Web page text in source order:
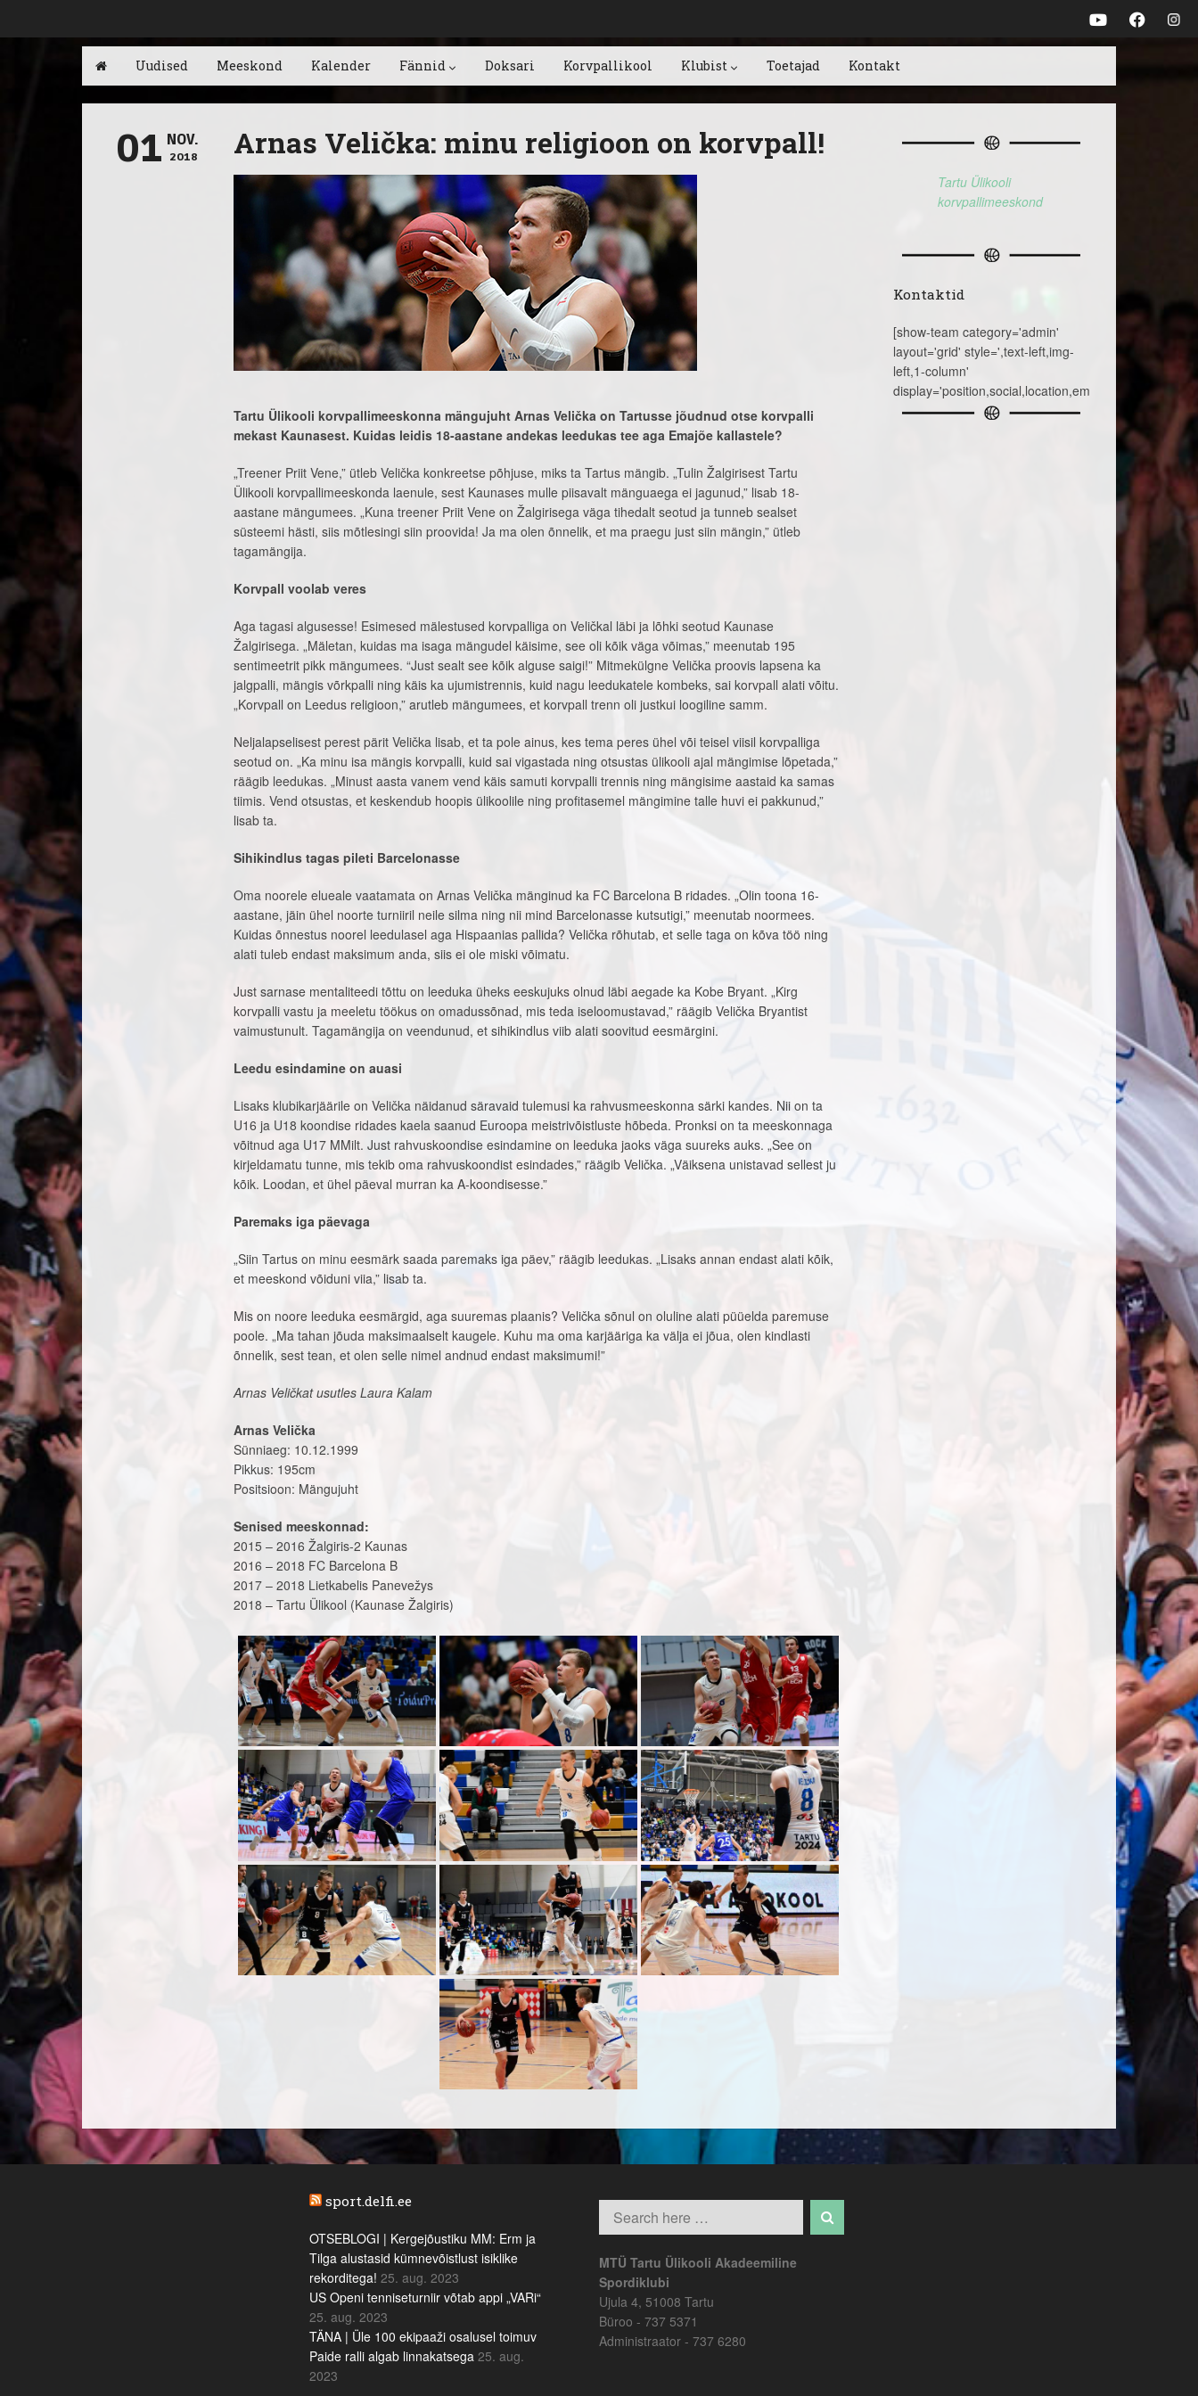
Uudised Meeskond Kalender Fännid Doksari Korvpallikool Klubist Toetajad Kontakt
01 NOV.
2018 Arnas Velička: minu religioon on korvpall!
Tartu Ülikooli korvpallimeeskonna mängujuht Arnas Velička on Tartusse jõudnud otse korvpalli
mekast Kaunasest. Kuidas leidis 18-aastane andekas leedukas tee aga Emajõe kallastele?
„Treener Priit Vene,” ütleb Velička konkreetse põhjuse, miks ta Tartus mängib. „Tulin Žalgirisest Tartu
Ülikooli korvpallimeeskonda laenule, sest Kaunases mulle piisavalt mänguaega ei jagunud,” lisab 18-
aastane mängumees. „Kuna treener Priit Vene on Žalgirisega väga tihedalt seotud ja tunneb sealset
süsteemi hästi, siis mõtlesingi siin proovida! Ja ma olen õnnelik, et ma praegu just siin mängin,” ütleb
tagamängija.
Korvpall voolab veres
Aga tagasi algusesse! Esimesed mälestused korvpalliga on Veličkal läbi ja lõhki seotud Kaunase
Žalgirisega. „Mäletan, kuidas ma isaga mängudel käisime, see oli kõik väga võimas,” meenutab 195
sentimeetrit pikk mängumees. “Just sealt see kõik alguse saigi!” Mitmekülgne Velička proovis lapsena ka
jalgpalli, mängis võrkpalli ning käis ka ujumistrennis, kuid nagu leedukatele kombeks, sai korvpall alati võitu.
„Korvpall on Leedus religioon,” arutleb mängumees, et korvpall trenn oli justkui loogiline samm.
Neljalapselisest perest pärit Velička lisab, et ta pole ainus, kes tema peres ühel või teisel viisil korvpalliga
seotud on. „Ka minu isa mängis korvpalli, kuid sai vigastada ning otsustas ülikooli ajal mängimise lõpetada,”
räägib leedukas. „Minust aasta vanem vend käis samuti korvpalli trennis ning mängisime aastaid ka samas
tiimis. Vend otsustas, et keskendub hoopis ülikoolile ning profitasemel mängimine talle huvi ei pakkunud,”
lisab ta.
Sihikindlus tagas pileti Barcelonasse
Oma noorele elueale vaatamata on Arnas Velička mänginud ka FC Barcelona B ridades. „Olin toona 16-
aastane, jäin ühel noorte turniiril neile silma ning nii mind Barcelonasse kutsutigi,” meenutab noormees.
Kuidas õnnestus noorel leedulasel aga Hispaanias pallida? Velička rõhutab, et selle taga on kõva töö ning
alati tuleb endast maksimum anda, siis ei ole miski võimatu.
Just sarnase mentaliteedi tõttu on leeduka üheks eeskujuks olnud läbi aegade ka Kobe Bryant. „Kirg
korvpalli vastu ja meeletu töökus on omadussõnad, mis teda iseloomustavad,” räägib Velička Bryantist
vaimustunult. Tagamängija on veendunud, et sihikindlus viib alati soovitud eesmärgini.
Leedu esindamine on auasi
Lisaks klubikarjäärile on Velička näidanud säravaid tulemusi ka rahvusmeeskonna särki kandes. Nii on ta
U16 ja U18 koondise ridades kaela saanud Euroopa meistrivõistluste hõbeda. Pronksi on ta meeskonnaga
võitnud aga U17 MMilt. Just rahvuskoondise esindamine on leeduka jaoks väga suureks auks. „See on
kirjeldamatu tunne, mis tekib oma rahvuskoondist esindades,” räägib Velička. „Väiksena unistavad sellest ju
kõik. Loodan, et ühel päeval murran ka A-koondisesse.”
Paremaks iga päevaga
„Siin Tartus on minu eesmärk saada paremaks iga päev,” räägib leedukas. „Lisaks annan endast alati kõik,
et meeskond võiduni viia,” lisab ta.
Mis on noore leeduka eesmärgid, aga suuremas plaanis? Velička sõnul on oluline alati püüelda paremuse
poole. „Ma tahan jõuda maksimaalselt kaugele. Kuhu ma oma karjääriga ka välja ei jõua, olen kindlasti
õnnelik, sest tean, et olen selle nimel andnud endast maksimumi!”
Arnas Veličkat usutles Laura Kalam
Arnas Velička
Sünniaeg: 10.12.1999
Pikkus: 195cm
Positsioon: Mängujuht
Senised meeskonnad:
2015 – 2016 Žalgiris-2 Kaunas
2016 – 2018 FC Barcelona B
2017 – 2018 Lietkabelis Panevežys
2018 – Tartu Ülikool (Kaunase Žalgiris)
Tartu Ülikooli
korvpallimeeskond
Kontaktid
[show-team category='admin'
layout='grid' style=',text-left,img-
left,1-column'
sport.delfi.ee
OTSEBLOGI | Kergejõustiku MM: Erm ja
Tilga alustasid kümnevõistlust isiklike
rekorditega! 25. aug. 2023
US Openi tenniseturniir võtab appi „VARi“
25. aug. 2023
TÄNA | Üle 100 ekipaaži osalusel toimuv
Paide ralli algab linnakatsega 25. aug.
2023
MTÜ Tartu Ülikooli Akadeemiline
Spordiklubi
Ujula 4, 51008 Tartu
Büroo - 737 5371
Administraator - 737 6280